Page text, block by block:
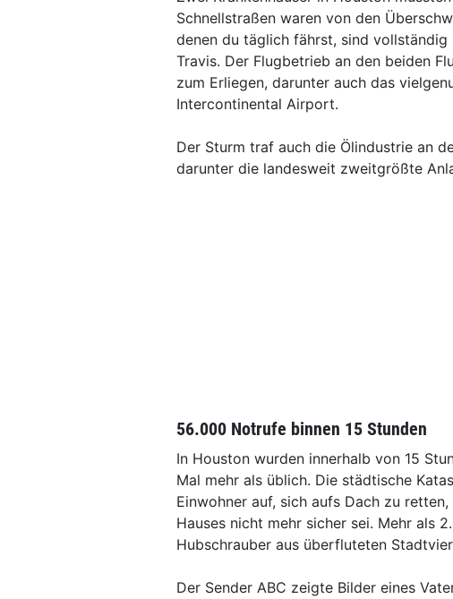
Schnellstraßen waren von den
denen du täglich fährst, sind vollständig
Travis. Der Flugbetrieb an den beiden
zum Erliegen, darunter auch das
Intercontinental Airport.
Der Sturm traf auch die Ölindustrie an
darunter die landesweit zweitgrößte
56.000 Notrufe binnen 15 Stunden
In Houston wurden innerhalb von 15
Mal mehr als üblich. Die städtische
Einwohner auf, sich aufs Dach zu
Hauses nicht mehr sicher sei. Mehr als
Hubschrauber aus überfluteten
Der Sender ABC zeigte Bilder eines